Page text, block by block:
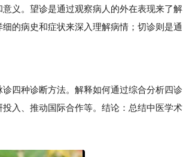
义。望诊是通过观察病人的外在表现来了解
的病史和症状来深入理解病情；切诊则是通
四种诊断方法。解释如何通过综合分析四诊
入、推动国际合作等。结论：总结中医学术